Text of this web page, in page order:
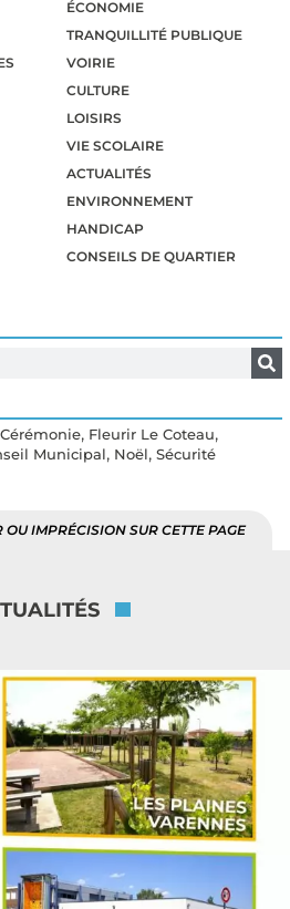
ÉCONOMIE
TRANQUILLITÉ PUBLIQUE
VOIRIE
CULTURE
LOISIRS
VIE SCOLAIRE
ACTUALITÉS
ENVIRONNEMENT
HANDICAP
CONSEILS DE QUARTIER
Cérémonie, Fleurir Le Coteau,
Municipal, Noël, Sécurité
OU IMPRÉCISION SUR CETTE PAGE